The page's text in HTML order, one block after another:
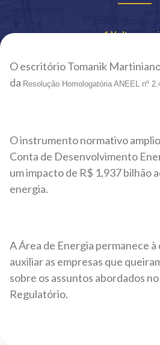
Voltar ao
O escritório Tomanik
da Resolução Homologatória ANEEL nº
O instrumento normativo
Conta de Desenvolvimento
um impacto de R$ 1,937 bilhão
energia.
A Área de Energia permanece à
auxiliar as empresas que
sobre os assuntos abordados
Regulatório.